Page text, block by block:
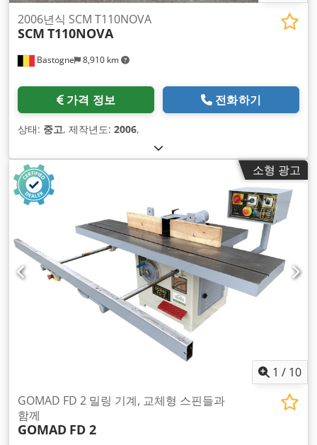
Bastogne 8,910 km
2006년식 SCM T110NOVA
SCM T110NOVA
가격 정보 전화하기
상태: 중고, 제작년도: 2006,
소형 광고
1 / 10
GOMAD FD 2 밀링 기계, 교체형 스핀들과
함께
GOMAD FD 2